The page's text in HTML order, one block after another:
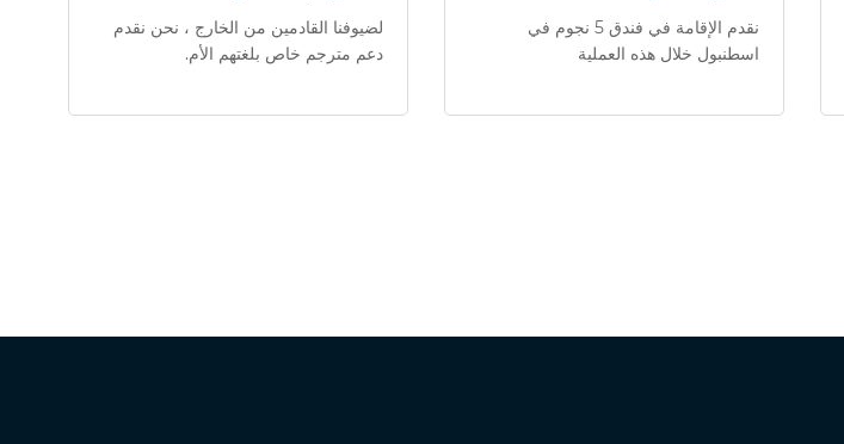
نقدم الإقامة في فندق 5 نجوم في
اسطنبول خلال هذه العملية
لضيوفنا القادمين من الخارج ، نحن نقدم
دعم مترجم خاص بلغتهم الأم.